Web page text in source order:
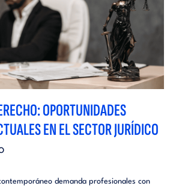
OPORTUNIDADES
EN EL SECTOR JURÍDICO
demanda profesionales con